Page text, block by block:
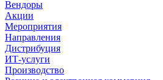
Вендоры
Акции
Мероприятия
Направления
Дистрибуция
ИТ-услуги
Производство